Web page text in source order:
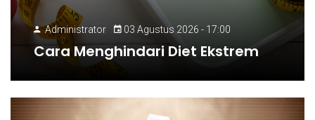
Administrator 03 Agustus 2026 - 17:00
Cara Menghindari Diet Ekstrem